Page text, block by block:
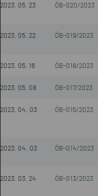
2023. 05. 23 ÖB-020/2023
2023. 05. 22 ÖB-019/2023
2023. 05. 16 ÖB-018/2023
2023. 05. 08 ÖB-017/2023
2023. 04. 03 ÖB-015/2023
2023. 04. 03 ÖB-014/2023
2023. 03. 24 ÖB-013/2023